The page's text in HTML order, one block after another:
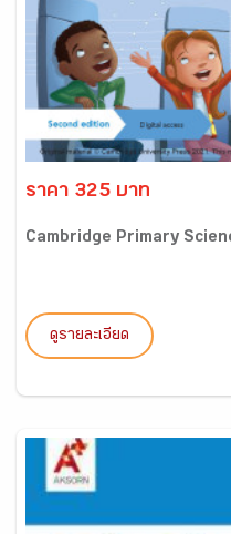
ราคา 325 บาท
Cambridge Primary
ดูรายละเอียด